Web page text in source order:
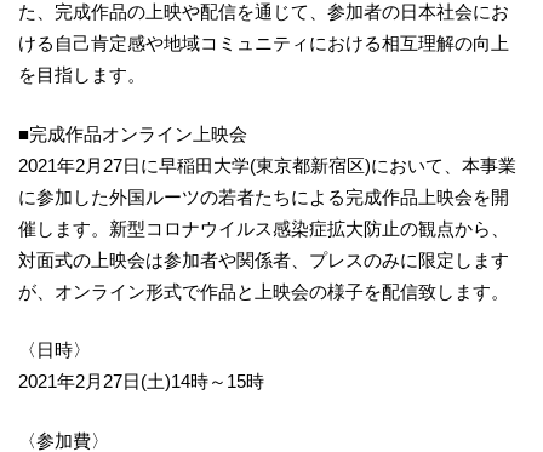
た、完成作品の上映や配信を通じて、参加者の日本社会にお
ける自己肯定感や地域コミュニティにおける相互理解の向上
を目指します。
■完成作品オンライン上映会
2021年2月27日に早稲田大学(東京都新宿区)において、本事業
に参加した外国ルーツの若者たちによる完成作品上映会を開
催します。新型コロナウイルス感染症拡大防止の観点から、
対面式の上映会は参加者や関係者、プレスのみに限定します
が、オンライン形式で作品と上映会の様子を配信致します。
〈日時〉
2021年2月27日(土)14時～15時
〈参加費〉